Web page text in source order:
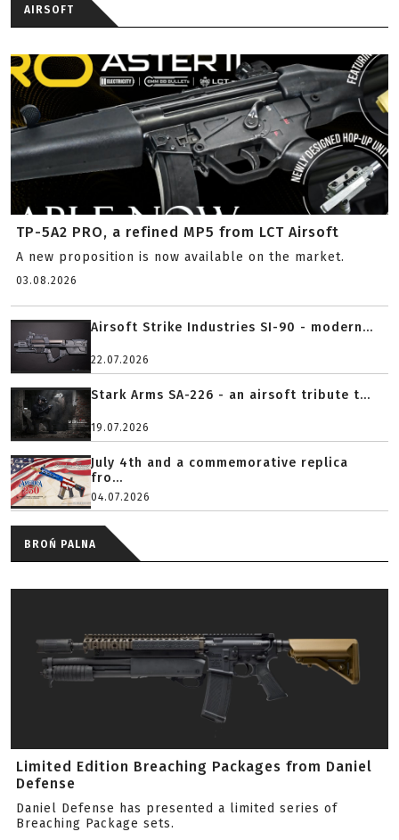
AIRSOFT
TP-5A2 PRO, a refined MP5 from LCT Airsoft
A new proposition is now available on the market.
03.08.2026
Airsoft Strike Industries SI-90 - modern...
22.07.2026
Stark Arms SA-226 - an airsoft tribute t...
19.07.2026
July 4th and a commemorative replica
fro...
04.07.2026
BROŃ PALNA
Limited Edition Breaching Packages from Daniel
Defense
Daniel Defense has presented a limited series of
Breaching Package sets.